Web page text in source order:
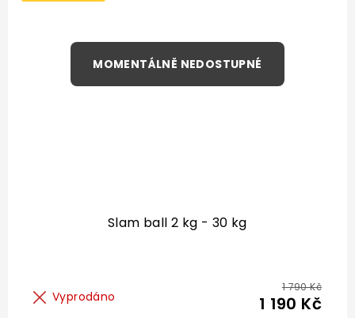
Slam ball 2 kg - 30 kg
Vyprodáno
1 790 Kč
1 190 Kč